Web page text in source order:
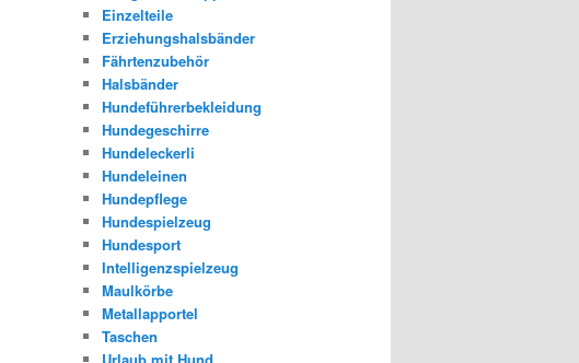
Einzelteile
Erziehungshalsbänder
Fährtenzubehör
Halsbänder
Hundeführerbekleidung
Hundegeschirre
Hundeleckerli
Hundeleinen
Hundepflege
Hundespielzeug
Hundesport
Intelligenzspielzeug
Maulkörbe
Metallapportel
Taschen
Urlaub mit Hund